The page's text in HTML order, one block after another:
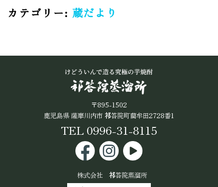
カテゴリー: 蔵だより
〒895-1502
鹿児島県 薩摩川内市 祁答院町藺牟田2728番1
TEL 0996-31-8115
株式会社 祁答院蒸溜所